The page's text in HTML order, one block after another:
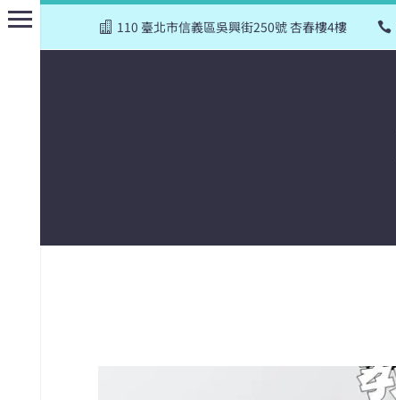
110 臺北市信義區吳興街250號 杏春樓4樓